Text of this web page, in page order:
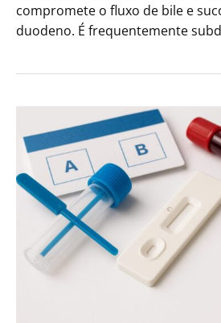
compromete o fluxo de bile e
duodeno. É frequentemente